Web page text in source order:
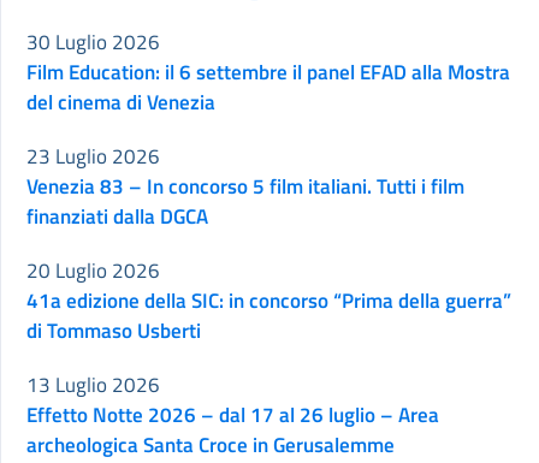
Film Education: il 6 settembre il panel EFAD alla Mostra
del cinema di Venezia
30 Luglio 2026
Venezia 83 – In concorso 5 film italiani. Tutti i film
finanziati dalla DGCA
23 Luglio 2026
41a edizione della SIC: in concorso “Prima della guerra”
di Tommaso Usberti
20 Luglio 2026
Effetto Notte 2026 – dal 17 al 26 luglio – Area
archeologica Santa Croce in Gerusalemme
13 Luglio 2026